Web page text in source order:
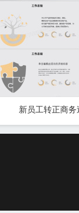
新员工转正商务